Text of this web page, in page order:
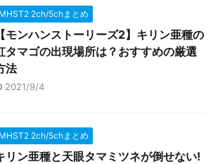
MHST2 2ch/5chまとめ
【モンハンストーリーズ2】キリン亜種の
タマゴの出現場所は？おすすめの厳選
法
2021/9/4
MHST2 2ch/5chまとめ
リン亜種と天眼タマミツネが倒せない!